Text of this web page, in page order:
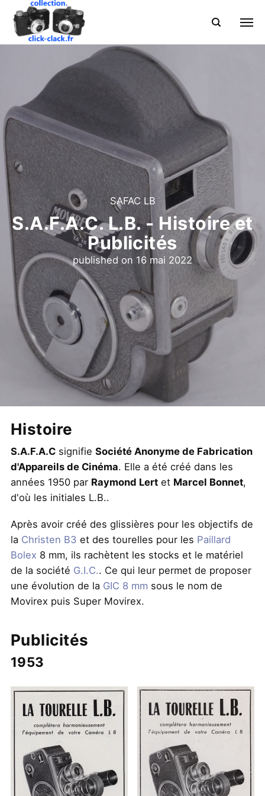
SAFAC LB
S.A.F.A.C. L.B. - Histoire et
Publicités
published on 16 mai 2022
Histoire
S.A.F.A.Csignifie Société Anonyme de Fabrication
d'Appareils de Cinéma. Elle a été créé dans les
années 1950 par Raymond Lertet Marcel Bonnet,
d'où les initiales L.B..
Après avoir créé des glissières pour les objectifs de
la Christen B3 et des tourelles pour les Paillard
Bolex 8 mm, ils rachètent les stocks et le matériel
de la société G.I.C.. Ce qui leur permet de proposer
une évolution de la GIC 8 mm sous le nom de
Movirex puis Super Movirex.
Publicités
1953